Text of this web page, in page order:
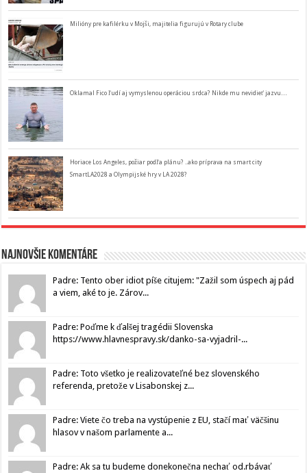
Milióny pre kafilérku v Mojši, majitelia figurujú v Rotary clube
Oklamal Fico ľudí aj vymyslenou operáciou srdca? Nikde mu nevidieť jazvu…
Horiace Los Angeles, požiar podľa plánu? ..ako príprava na smart city
SmartLA2028 a Olympijské hry v LA 2028?
Najnovšie komentáre
Padre: Tento ober idiot píše citujem: "Zažil som úspech aj pád
a viem, aké to je. Zárov...
Padre: Poďme k ďalšej tragédii Slovenska
https://www.hlavnespravy.sk/danko-sa-vyjadril-...
Padre: Toto všetko je realizovateľné bez slovenského
referenda, pretože v Lisabonskej z...
Padre: Viete čo treba na vystúpenie z EU, stačí mať väčšinu
hlasov v našom parlamente a...
Padre: Ak sa tu budeme donekonečna nechať od.rbávať